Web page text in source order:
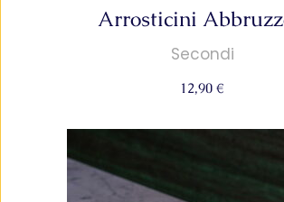
Arrosticini
Secondi
12,90 €